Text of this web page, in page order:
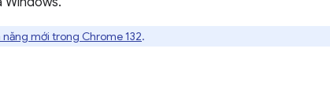
năng mới trong Chrome 132.